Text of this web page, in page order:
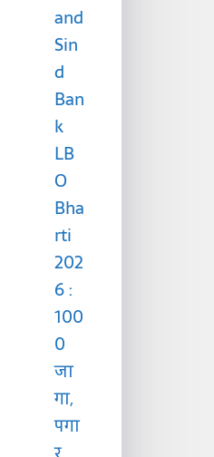
and
Sin
d
Ban
k
LB
O
Bha
rti
202
6 :
100
0
जा
गा,
पगा